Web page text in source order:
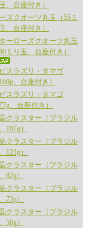
、台座付き）
ズクオーツ丸玉（55ミ
、台座付き）
ーローズクオーツ丸玉
30ミリ玉、台座付き）
スラズリ・タマゴ
100g、台座付き）
スラズリ・タマゴ
77g、台座付き）
クラスター（ブラジル
197g）
クラスター（ブラジル
121g）
クラスター（ブラジル
82g）
クラスター（ブラジル
73g）
クラスター（ブラジル
50g）